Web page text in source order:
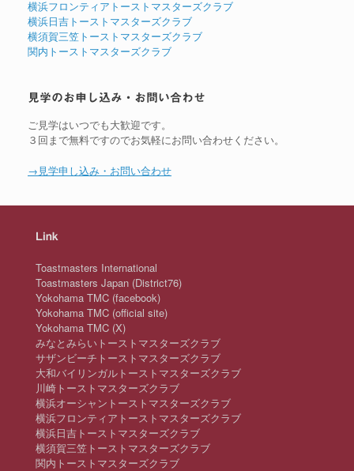
横浜フロンティアトーストマスターズクラブ
横浜日吉トーストマスターズクラブ
横須賀三笠トーストマスターズクラブ
関内トーストマスターズクラブ
見学のお申し込み・お問い合わせ
ご見学はいつでも大歓迎です。
３回まで無料ですのでお気軽にお問い合わせください。
→見学申し込み・お問い合わせ
Link
Toastmasters International
Toastmasters Japan (District76)
Yokohama TMC (facebook)
Yokohama TMC (official site)
Yokohama TMC (X)
みなとみらいトーストマスターズクラブ
サザンビーチトーストマスターズクラブ
大和バイリンガルトーストマスターズクラブ
川崎トーストマスターズクラブ
横浜オーシャントーストマスターズクラブ
横浜フロンティアトーストマスターズクラブ
横浜日吉トーストマスターズクラブ
横須賀三笠トーストマスターズクラブ
関内トーストマスターズクラブ